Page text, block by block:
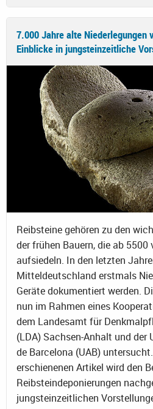
7.000 Jahre alte Niederlegungen
Einblicke in jungsteinzeitliche
Reibsteine gehören zu den
der frühen Bauern, die ab 5500
aufsiedeln. In den letzten
Mitteldeutschland erstmals
Geräte dokumentiert werden.
nun im Rahmen eines
dem Landesamt für
(LDA) Sachsen-Anhalt und
de Barcelona (UAB)
erschienenen Artikel wird den
Reibsteindeponierungen
jungsteinzeitlichen